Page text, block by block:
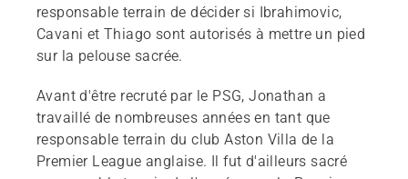
responsable terrain de décider si Ibrahimovic,
Cavani et Thiago sont autorisés à mettre un pied
sur la pelouse sacrée.
Avant d'être recruté par le PSG, Jonathan a
travaillé de nombreuses années en tant que
responsable terrain du club Aston Villa de la
Premier League anglaise. Il fut d'ailleurs sacré